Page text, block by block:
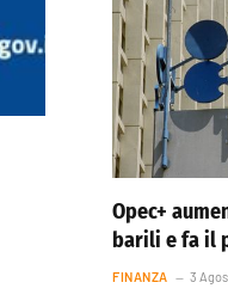
Opec+
barili e fa il
FINANZA 3